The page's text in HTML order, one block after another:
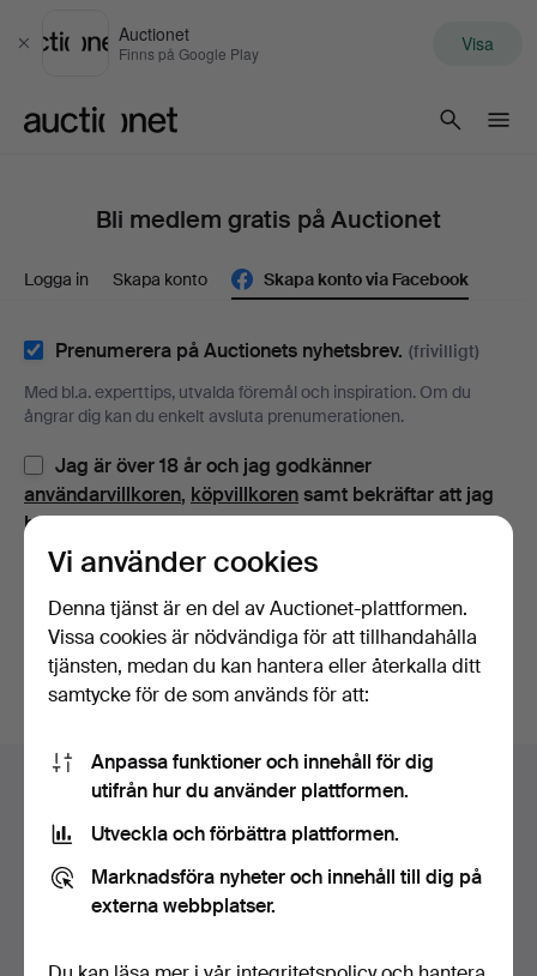
Stäng
Auctionet
Finns på Google Play Visa
Bli medlem gratis på Auctionet
Logga in Skapa konto Skapa konto via Facebook
Prenumerera på Auctionets nyhetsbrev. (frivilligt)
Med bl.a. experttips, utvalda föremål och inspiration. Om du
ångrar dig kan du enkelt avsluta prenumerationen.
Jag är över 18 år och jag godkänner
användarvillkoren, köpvillkorensamt bekräftar att jag
har tagit del avintegritetspolicyn.
Fortsätt med Facebook
För att kunna gå vidare måste du godkänna villkoren.
Sidfotsnavigation
Hjälp och kontakt
Kontakta support
Betalningsalternativ
Vi använder cookies
Denna tjänst är en del av Auctionet-plattformen.
Vissa cookies är nödvändiga för att tillhandahålla
tjänsten, medan du kan hantera eller återkalla ditt
samtycke för de som används för att:
Anpassa funktioner och innehåll för dig
utifrån hur du använder plattformen.
Utveckla och förbättra plattformen.
Marknadsföra nyheter och innehåll till dig på
externa webbplatser.